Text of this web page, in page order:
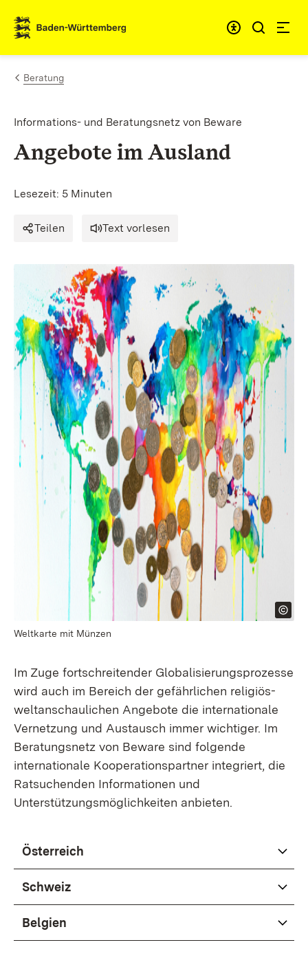
Zum Inhalt springen
Link zur Startseite
Beratung
Informations- und Beratungsnetz von Beware
Angebote im Ausland
Lesezeit: 5 Minuten
Teilen Text vorlesen
Weltkarte mit Münzen
Im Zuge fortschreitender Globalisierungsprozesse
wird auch im Bereich der gefährlichen religiös-
weltanschaulichen Angebote die internationale
Vernetzung und Austausch immer wichtiger. Im
Beratungsnetz von Beware sind folgende
internationale Kooperationspartner integriert, die
Ratsuchenden Informationen und
Unterstützungsmöglichkeiten anbieten.
Österreich
Schweiz
Belgien